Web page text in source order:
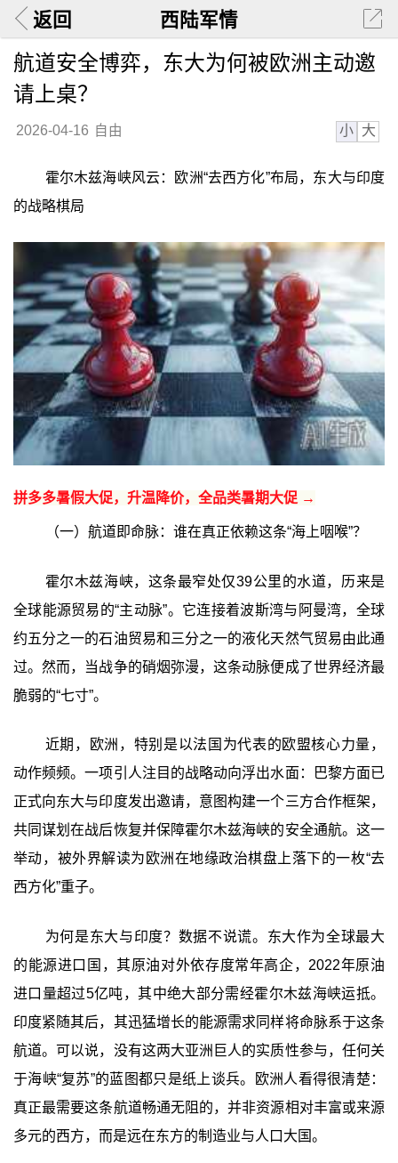
返回 西陆军情
航道安全博弈，东大为何被欧洲主动邀
请上桌？
2026-04-16 自由 小 大
霍尔木兹海峡风云：欧洲“去西方化”布局，东大与印度
的战略棋局
拼多多暑假大促，升温降价，全品类暑期大促 →
（一）航道即命脉：谁在真正依赖这条“海上咽喉”？
霍尔木兹海峡，这条最窄处仅39公里的水道，历来是
全球能源贸易的“主动脉”。它连接着波斯湾与阿曼湾，全球
约五分之一的石油贸易和三分之一的液化天然气贸易由此通
过。然而，当战争的硝烟弥漫，这条动脉便成了世界经济最
脆弱的“七寸”。
近期，欧洲，特别是以法国为代表的欧盟核心力量，
动作频频。一项引人注目的战略动向浮出水面：巴黎方面已
正式向东大与印度发出邀请，意图构建一个三方合作框架，
共同谋划在战后恢复并保障霍尔木兹海峡的安全通航。这一
举动，被外界解读为欧洲在地缘政治棋盘上落下的一枚“去
西方化”重子。
为何是东大与印度？数据不说谎。东大作为全球最大
的能源进口国，其原油对外依存度常年高企，2022年原油
进口量超过5亿吨，其中绝大部分需经霍尔木兹海峡运抵。
印度紧随其后，其迅猛增长的能源需求同样将命脉系于这条
航道。可以说，没有这两大亚洲巨人的实质性参与，任何关
于海峡“复苏”的蓝图都只是纸上谈兵。欧洲人看得很清楚：
真正最需要这条航道畅通无阻的，并非资源相对丰富或来源
多元的西方，而是远在东方的制造业与人口大国。